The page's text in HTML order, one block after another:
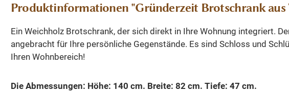
Produktinformationen "Gründerzeit Brotschrank aus
Ein Weichholz Brotschrank, der sich direkt in Ihre Wohnung integriert.
angebracht für Ihre persönliche Gegenstände. Es sind Schloss und
Ihren Wohnbereich!
Die Abmessungen: Höhe: 140 cm. Breite: 82 cm. Tiefe: 47 cm.